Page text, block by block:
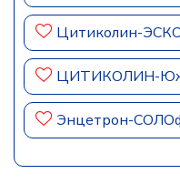
Цитиколин-
ЦИТИКОЛИН-
Энцетрон-